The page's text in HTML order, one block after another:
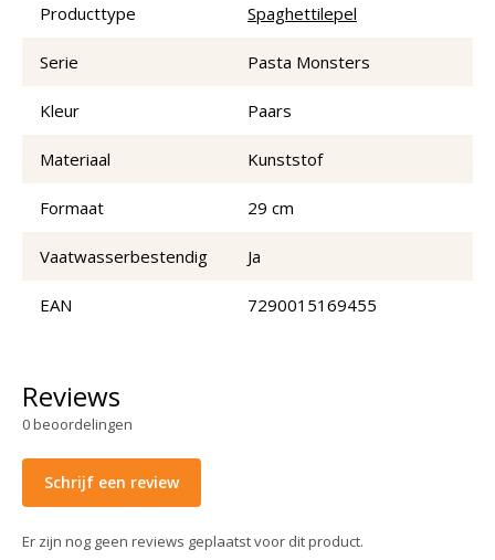
Producttype Spaghettilepel
Serie Pasta Monsters
Kleur Paars
Materiaal Kunststof
Formaat 29 cm
Vaatwasserbestendig Ja
EAN 7290015169455
Reviews
0beoordelingen
Schrijf een review
Er zijn nog geen reviews geplaatst voor dit product.